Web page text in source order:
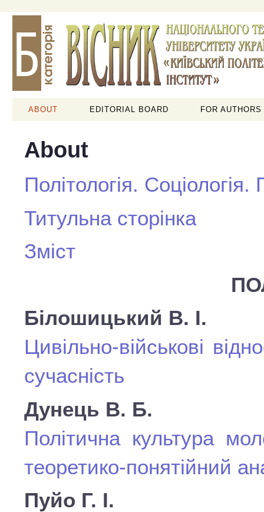
ABOUT EDITORIAL BOARD FOR AUTHORS
About
Політологія.
Титульна сторінка
Зміст
Білошицький В. І.
Цивільно-військові
сучасність
Дунець В. Б.
Політична культура
теоретико-понятійний
Пуйо Г. І.